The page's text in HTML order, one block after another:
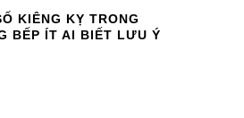
KIÊNG KỴ TRONG
BẾP ÍT AI BIẾT LƯU Ý